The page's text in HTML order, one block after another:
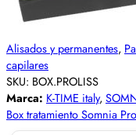
Alisados y permanentes,
capilares
SKU: BOX.PROLISS
Marca: K-TIME italy,
Box tratamiento Somnia